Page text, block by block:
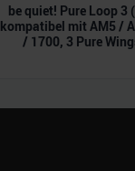
be quiet! Pure Loop 3
kompatibel mit AM5 /
/ 1700, 3 Pure